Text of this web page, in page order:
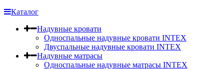
Каталог
Надувные кровати
Односпальные надувные кровати INTEX
Двуспальные надувные кровати INTEX
Надувные матрасы
Односпальные надувные матрасы INTEX